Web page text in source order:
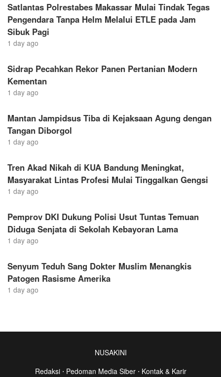
Satlantas Polrestabes Makassar Mulai Tindak Tegas
Pengendara Tanpa Helm Melalui ETLE pada Jam
Sibuk Pagi
1 day ago
Sidrap Pecahkan Rekor Panen Pertanian Modern
Kementan
1 day ago
Mantan Jampidsus Tiba di Kejaksaan Agung dengan
Tangan Diborgol
1 day ago
Tren Akad Nikah di KUA Bandung Meningkat,
Masyarakat Lintas Profesi Mulai Tinggalkan Gengsi
1 day ago
Pemprov DKI Dukung Polisi Usut Tuntas Temuan
Diduga Senjata di Sekolah Kebayoran Lama
1 day ago
Senyum Teduh Sang Dokter Muslim Menangkis
Patogen Rasisme Amerika
1 day ago
NUSAKINI
Redaksi⋅ Pedoman Media Siber⋅ Kontak & Karir